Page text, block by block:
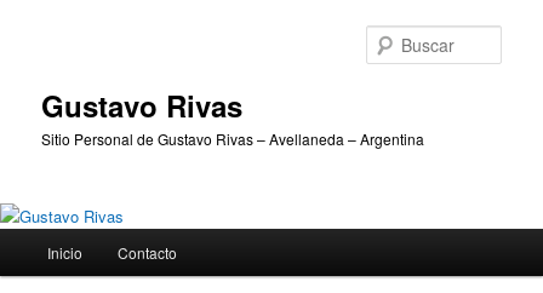
Gustavo Rivas
Sitio Personal de Gustavo Rivas – Avellaneda – Argentina
principal
Inicio Contacto